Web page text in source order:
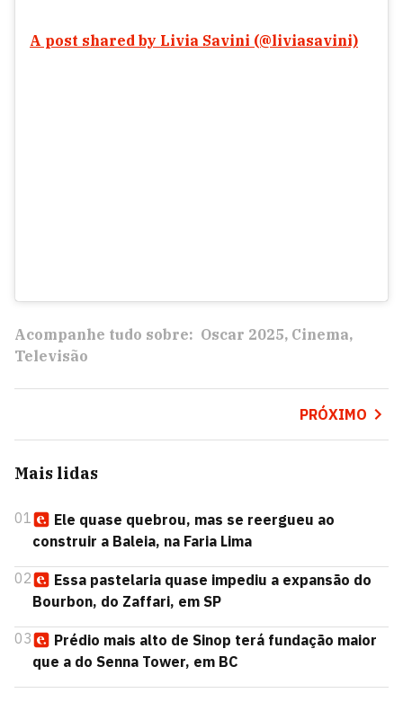
A post shared by Livia Savini (@liviasavini)
Acompanhe tudo sobre: Oscar 2025 Cinema
Televisão
PRÓXIMO
Mais lidas
01
Ele quase quebrou, mas se reergueu ao
construir a Baleia, na Faria Lima
02
Essa pastelaria quase impediu a expansão do
Bourbon, do Zaffari, em SP
03
Prédio mais alto de Sinop terá fundação maior
que a do Senna Tower, em BC